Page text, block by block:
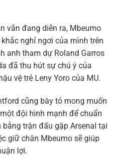
vẫn đang diễn ra, Mbeumo
nghỉ ngơi của mình trên
anh tham dự Roland Garros
đã thu hút sự chú ý của
vệ trẻ Leny Yoro của MU.
cũng bày tỏ mong muốn
đội hình mạnh để chuẩn
trận đấu gặp Arsenal tại
giữ chân Mbeumo sẽ giúp
lợi.